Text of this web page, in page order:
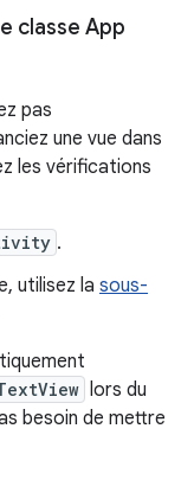
classe App
pas
une vue dans
les vérifications
.
utilisez la sous-
lors du
besoin de mettre